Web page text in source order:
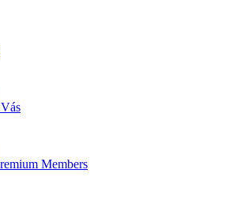
Members